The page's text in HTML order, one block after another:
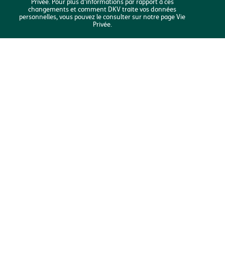
Rechercher
J'analyse mes besoins
changements et comment DKV traite vos données
personnelles, vous pouvez le consulter sur notre page Vie
Privée.